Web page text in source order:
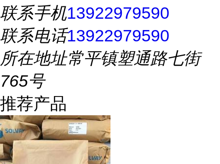
联系手机13922979590
联系电话13922979590
所在地址常平镇塑通路七街
765号
推荐产品